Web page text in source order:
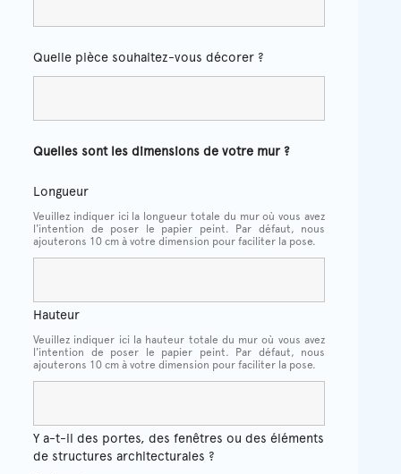
Quelle pièce souhaitez-vous décorer ?
Quelles sont les dimensions de votre mur ?
Longueur
Veuillez indiquer ici la longueur totale du mur où vous avez
l'intention de poser le papier peint. Par défaut, nous
ajouterons 10 cm à votre dimension pour faciliter la pose.
Hauteur
Veuillez indiquer ici la hauteur totale du mur où vous avez
l'intention de poser le papier peint. Par défaut, nous
ajouterons 10 cm à votre dimension pour faciliter la pose.
Y a-t-il des portes, des fenêtres ou des éléments
de structures architecturales ?